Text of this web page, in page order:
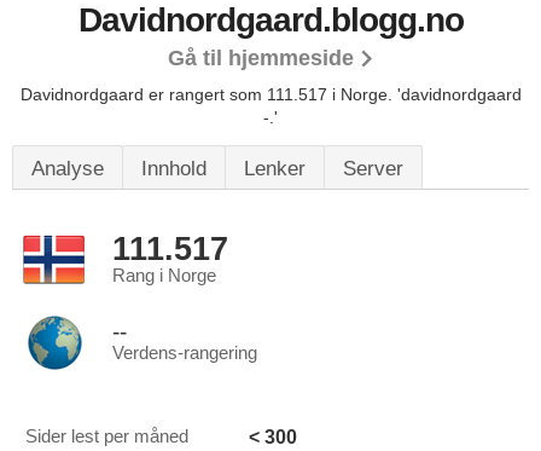
Davidnordgaard.blogg.no
Gå til hjemmeside
Davidnordgaard er rangert som 111.517 i Norge. 'davidnordgaard
-.'
Analyse Innhold Lenker Server
111.517
Rang i Norge
--
Verdens-rangering
Sider lest per måned < 300